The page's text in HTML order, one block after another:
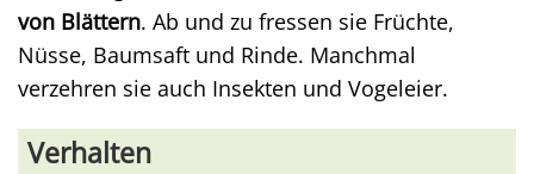
von Blättern. Ab und zu fressen sie Früchte,
Nüsse, Baumsaft und Rinde. Manchmal
verzehren sie auch Insekten und Vogeleier.
Verhalten